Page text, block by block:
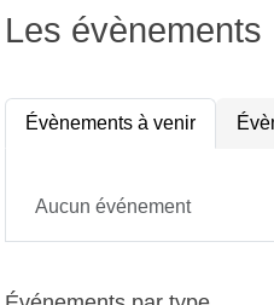
Les évènements
Évènements à venir
Aucun événement